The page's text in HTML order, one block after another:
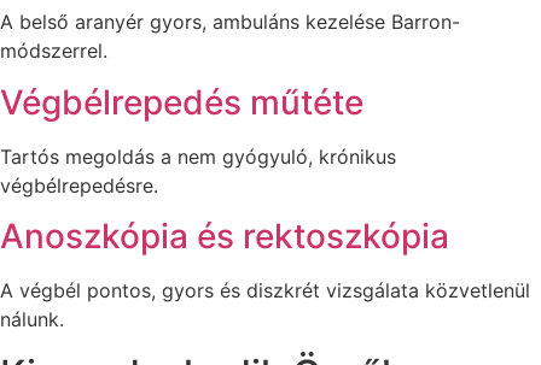
A belső aranyér gyors, ambuláns kezelése Barron-
módszerrel.
Végbélrepedés műtéte
Tartós megoldás a nem gyógyuló, krónikus
végbélrepedésre.
Anoszkópia és rektoszkópia
A végbél pontos, gyors és diszkrét vizsgálata közvetlenül
nálunk.